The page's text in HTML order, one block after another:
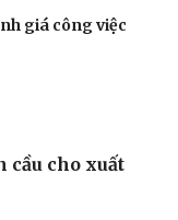
bác bỏ mọi luận